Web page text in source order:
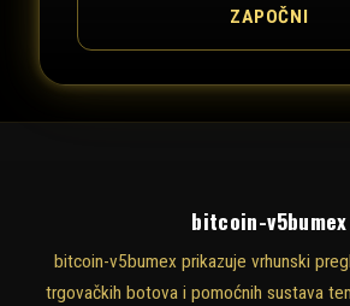
ZAPOČNI
bitcoin-v5bumex
bitcoin-v5bumex prikazuje vrhunski
trgovačkih botova i pomoćnih sustava